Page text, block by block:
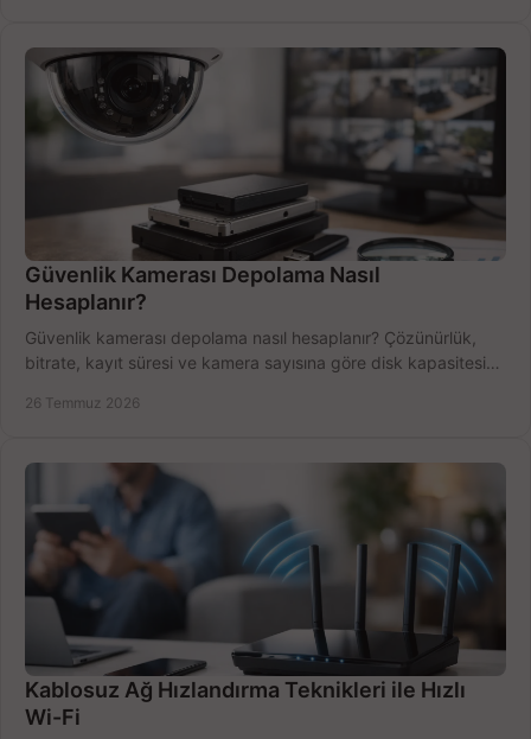
Güvenlik Kamerası Depolama Nasıl
Hesaplanır?
Güvenlik kamerası depolama nasıl hesaplanır? Çözünürlük,
bitrate, kayıt süresi ve kamera sayısına göre disk kapasitesini
26 Temmuz 2026
Kablosuz Ağ Hızlandırma Teknikleri ile Hızlı
Wi-Fi